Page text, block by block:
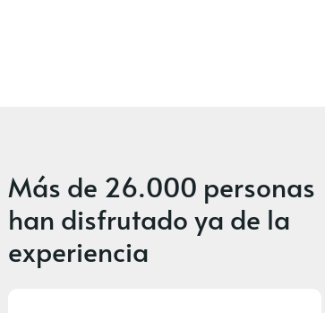
Más de 26.000 personas
han disfrutado ya de la
experiencia